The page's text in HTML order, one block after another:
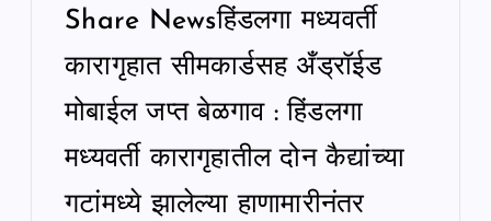
Share Newsहिंडलगा मध्यवर्ती
कारागृहात सीमकार्डसह अँड्रॉईड
मोबाईल जप्त बेळगाव : हिंडलगा
मध्यवर्ती कारागृहातील दोन कैद्यांच्या
गटांमध्ये झालेल्या हाणामारीनंतर